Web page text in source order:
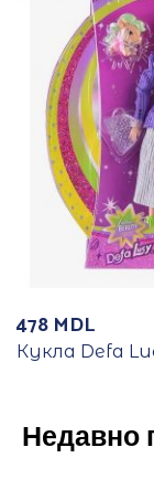
478 MDL
Кукла Defa
Недавно